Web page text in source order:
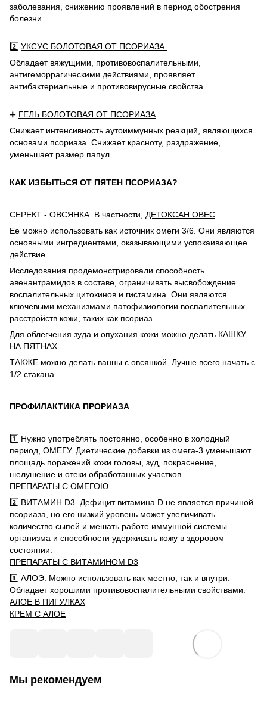
заболевания, снижению проявлений в период обострения
болезни.
2️⃣ УКСУС БОЛОТОВАЯ ОТ ПСОРИАЗА.
Обладает вяжущими, противовоспалительными,
антигеморрагическими действиями, проявляет
антибактериальные и противовирусные свойства.
➕ ГЕЛЬ БОЛОТОВАЯ ОТ ПСОРИАЗА
Снижает интенсивность аутоиммунных реакций, являющихся
основами псориаза. Снижает красноту, раздражение,
уменьшает размер папул.
КАК ИЗБЫТЬСЯ ОТ ПЯТЕН ПСОРИАЗА?
СЕРЕКТ - ОВСЯНКА. В частности, ДЕТОКСАН ОВЕС
Ее можно использовать как источник омеги 3/6. Они являются
основными ингредиентами, оказывающими успокаивающее
действие.
Исследования продемонстрировали способность
авенантрамидов в составе, ограничивать высвобождение
воспалительных цитокинов и гистамина. Они являются
ключевыми механизмами патофизиологии воспалительных
расстройств кожи, таких как псориаз.
Для облегчения зуда и опухания кожи можно делать КАШКУ
НА ПЯТНАХ.
ТАКЖЕ можно делать ванны с овсянкой. Лучше всего начать с
1/2 стакана.
ПРОФИЛАКТИКА ПРОРИАЗА
1️⃣ Нужно употреблять постоянно, особенно в холодный
период, ОМЕГУ. Диетические добавки из омега-3 уменьшают
площадь поражений кожи головы, зуд, покраснение,
шелушение и отеки обработанных участков.
ПРЕПАРАТЫ С ОМЕГОЮ
2️⃣ ВИТАМИН D3. Дефицит витамина D не является причиной
псориаза, но его низкий уровень может увеличивать
количество сыпей и мешать работе иммунной системы
организма и способности удерживать кожу в здоровом
состоянии.
ПРЕПАРАТЫ С ВИТАМИНОМ D3
3️⃣ АЛОЭ. Можно использовать как местно, так и внутри.
Обладает хорошими противовоспалительными свойствами.
АЛОЕ В ПИГУЛКАХ
КРЕМ С АЛОЕ
Мы рекомендуем